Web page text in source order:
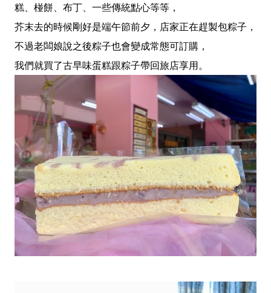
糕、椪餅、布丁、一些傳統點心等等，
芥末去的時候剛好是端午節前夕，店家正在趕製包粽子，
不過老闆娘說之後粽子也會變成常態可訂購，
我們就買了古早味蛋糕跟粽子帶回旅店享用。